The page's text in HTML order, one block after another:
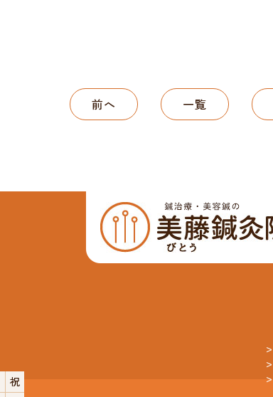
前へ 一覧
祝